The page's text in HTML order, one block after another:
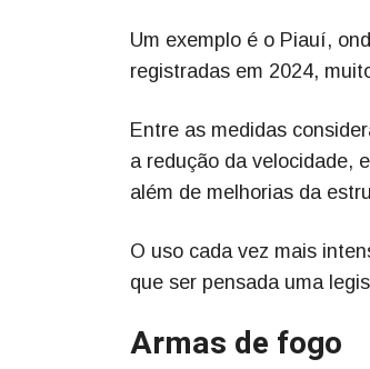
Um exemplo é o Piauí,
registradas em 2024,
Entre as medidas
a redução da velocidade,
além de melhorias da
O uso cada vez mais
que ser pensada uma
Armas de fogo